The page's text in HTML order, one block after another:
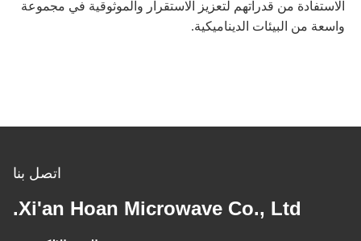
الاستفادة من قدراتهم لتعزيز الاستقرار والموثوقية في مجموعة
واسعة من البيئات الديناميكية.
اتصل بنا
Xi'an Hoan Microwave Co., Ltd.